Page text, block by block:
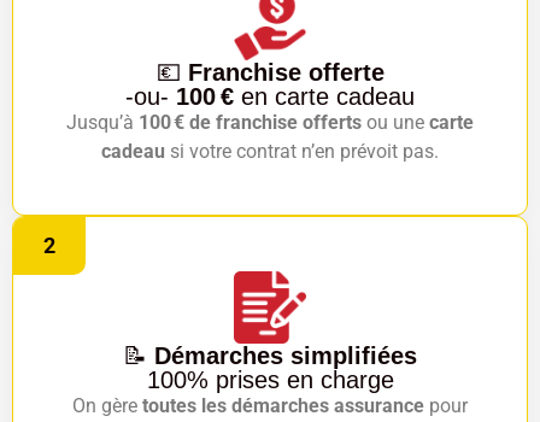
💶 Franchise offerte
-ou- 100 € en carte cadeau
Jusqu’à 100 € de franchise offerts ou une carte
cadeau si votre contrat n’en prévoit pas.
2
📝 Démarches simplifiées
100% prises en charge
On gère toutes les démarches assurance pour